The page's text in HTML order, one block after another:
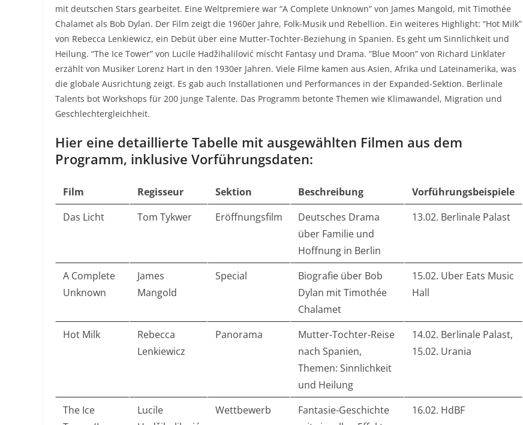
mit deutschen Stars gearbeitet. Eine Weltpremiere war “A Complete Unknown” von James Mangold, mit Timothée
Chalamet als Bob Dylan. Der Film zeigt die 1960er Jahre, Folk-Musik und Rebellion. Ein weiteres Highlight: “Hot Milk”
von Rebecca Lenkiewicz, ein Debüt über eine Mutter-Tochter-Beziehung in Spanien. Es geht um Sinnlichkeit und
Heilung. “The Ice Tower” von Lucile Hadžihalilović mischt Fantasy und Drama. “Blue Moon” von Richard Linklater
erzählt von Musiker Lorenz Hart in den 1930er Jahren. Viele Filme kamen aus Asien, Afrika und Lateinamerika, was
die globale Ausrichtung zeigt. Es gab auch Installationen und Performances in der Expanded-Sektion. Berlinale
Talents bot Workshops für 200 junge Talente. Das Programm betonte Themen wie Klimawandel, Migration und
Geschlechtergleichheit.
Hier eine detaillierte Tabelle mit ausgewählten Filmen aus dem
Programm, inklusive Vorführungsdaten:
Film Regisseur Sektion Beschreibung
Vorführungsbeispiele
Das Licht
Tom Tykwer Eröffnungsfilm
Deutsches Drama
über Familie und
Hoffnung in Berlin
13.02. Berlinale Palast
A Complete
Unknown
James
Mangold
Special
Biografie über Bob
Dylan mit Timothée
Chalamet
15.02. Uber Eats Music
Hall
Hot Milk
Rebecca
Lenkiewicz
Panorama
Mutter-Tochter-Reise
nach Spanien,
Themen: Sinnlichkeit
und Heilung
14.02. Berlinale Palast,
15.02. Urania
The Ice
Lucile
Wettbewerb
Fantasie-Geschichte
16.02. HdBF